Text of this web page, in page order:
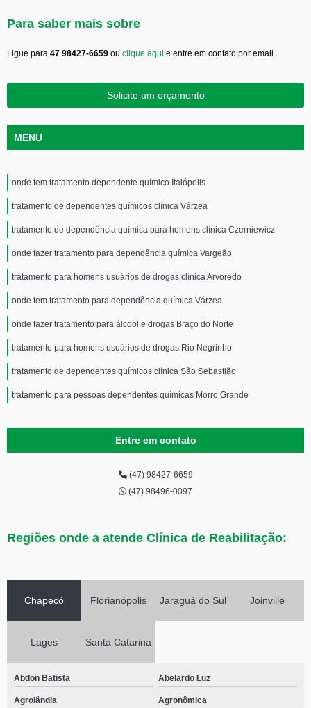
Para saber mais sobre
Ligue para 47 98427-6659 ou clique aqui e entre em contato por email.
Solicite um orçamento
MENU
onde tem tratamento dependente químico Itaiópolis
tratamento de dependentes químicos clínica Várzea
tratamento de dependência química para homens clínica Czerniewicz
onde fazer tratamento para dependência química Vargeão
tratamento para homens usuários de drogas clínica Arvoredo
onde tem tratamento para dependência química Várzea
onde fazer tratamento para álcool e drogas Braço do Norte
tratamento para homens usuários de drogas Rio Negrinho
tratamento de dependentes químicos clínica São Sebastião
tratamento para pessoas dependentes químicas Morro Grande
Entre em contato
(47) 98427-6659
(47) 98496-0097
Regiões onde a atende Clínica de Reabilitação:
Chapecó Florianópolis Jaraguá do Sul Joinville
Lages Santa Catarina
Abdon Batista Abelardo Luz
Agrolândia Agronômica